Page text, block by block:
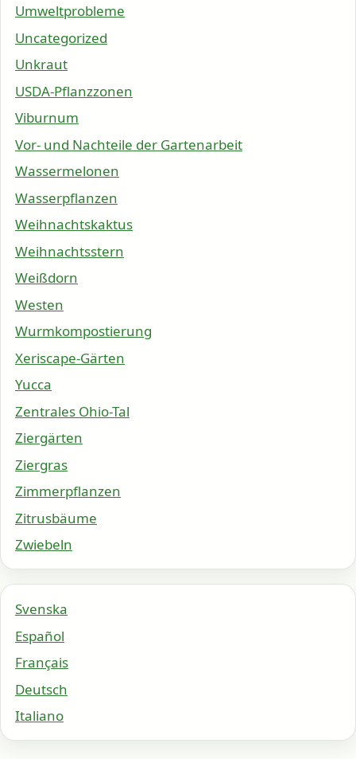
Umweltprobleme
Uncategorized
Unkraut
USDA-Pflanzzonen
Viburnum
Vor- und Nachteile der Gartenarbeit
Wassermelonen
Wasserpflanzen
Weihnachtskaktus
Weihnachtsstern
Weißdorn
Westen
Wurmkompostierung
Xeriscape-Gärten
Yucca
Zentrales Ohio-Tal
Ziergärten
Ziergras
Zimmerpflanzen
Zitrusbäume
Zwiebeln
Svenska
Español
Français
Deutsch
Italiano